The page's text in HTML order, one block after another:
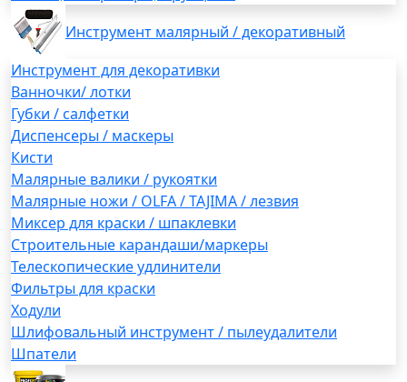
Инструмент малярный / декоративный
Инструмент для декоративки
Ванночки/ лотки
Губки / салфетки
Диспенсеры / маскеры
Кисти
Малярные валики / рукоятки
Малярные ножи / OLFA / TAJIMA / лезвия
Миксер для краски / шпаклевки
Строительные карандаши/маркеры
Телескопические удлинители
Фильтры для краски
Ходули
Шлифовальный инструмент / пылеудалители
Шпатели